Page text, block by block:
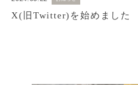
X(旧Twitter)を始めました